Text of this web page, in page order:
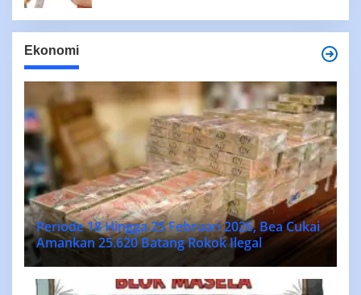
Ekonomi
Periode 18 Hingga 25 Februari 2026, Bea Cukai
Amankan 25.620 Batang Rokok Ilegal